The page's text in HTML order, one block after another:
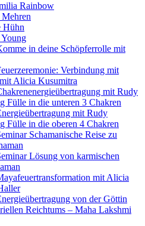
Rainbow
Hühn
in deine Schöpferrolle mit
Verbindung mit
Alicia Kusumitra
mit Rudy
Fülle in die unteren 3 Chakren
mit Rudy
Fülle in die oberen 4 Chakren
Schamanische Reise zu
Lösung von karmischen
mit Alicia
von der Göttin
Reichtums – Maha Lakshmi